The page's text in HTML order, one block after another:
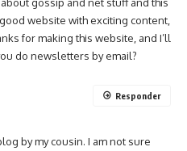
website with exciting content,
for making this website, and I’ll
do newsletters by email?
by my cousin. I am not sure
Responder